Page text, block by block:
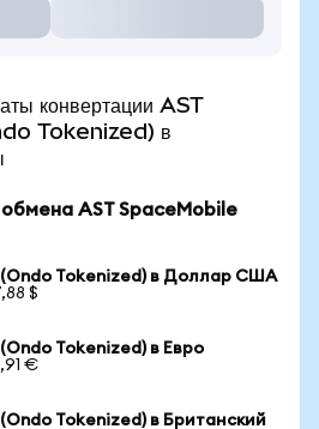
конвертации AST
Tokenized) в
AST SpaceMobile
(Ondo Tokenized) в Доллар США
$
Tokenized) в Евро
€
Tokenized) в Британский